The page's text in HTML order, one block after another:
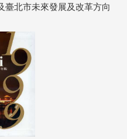
臺北市未來發展及改革方向